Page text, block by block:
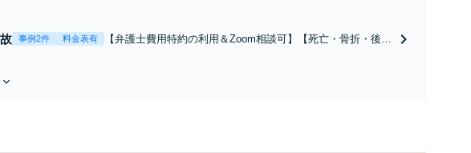
能。【JR千葉駅近く】駐車場あり
事例2件 料金表有
【弁護士費用特約の利用＆Zoom相談可】【死亡・骨折・後遺